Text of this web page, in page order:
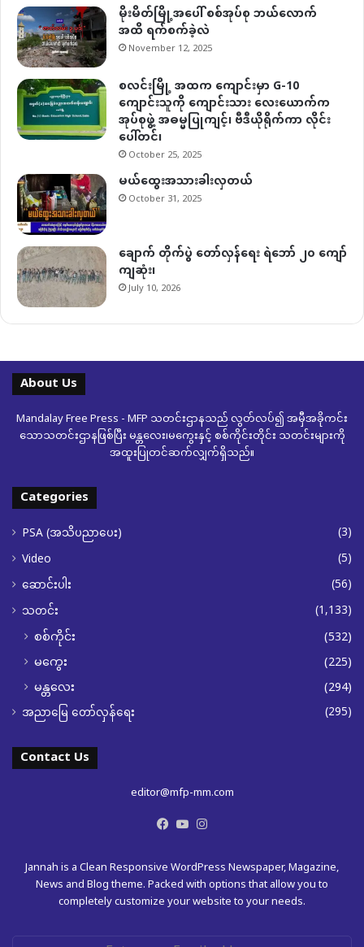
မိုးမိတ်မြို့အပေါ် စစ်အုပ်စု ဘယ်လောက်
အထိ ရက်စက်ခဲ့လဲ
November 12, 2025
စလင်းမြို့ အထက ကျောင်းမှာ G-10
ကျောင်းသူကို ကျောင်းသား လေးယောက်က
အုပ်စုဖွဲ့ အဓမ္မပြုကျင့်၊ ဗီဒီယိုရိုက်ကာ လိုင်း
ပေါ်တင်၊
October 25, 2025
မယ်ထွေးအသားခါးလှတယ်
October 31, 2025
ချောက် တိုက်ပွဲ တော်လှန်ရေး ရဲဘော် ၂၀ ကျော်
ကျဆုံး၊
July 10, 2026
About Us
Mandalay Free Press - MFP သတင်းဌာနသည် လွတ်လပ်၍ အမှီအခိုကင်း
သောသတင်းဌာနဖြစ်ပြီး မန္တလေး၊မကွေးနှင့် စစ်ကိုင်းတိုင်း သတင်းများကို
အထူးပြုတင်ဆက်လျှက်ရှိသည်။
Categories
PSA (အသိပညာပေး)
(3)
Video
(5)
ဆောင်းပါး
(56)
သတင်း
(1,133)
စစ်ကိုင်း
(532)
မကွေး
(225)
မန္တလေး
(294)
အညာမြေ တော်လှန်ရေး (295)
Contact Us
editor@mfp-mm.com
Facebook
YouTube
Jannah is a Clean Responsive WordPress Newspaper, Magazine,
News and Blog theme. Packed with options that allow you to
completely customize your website to your needs.